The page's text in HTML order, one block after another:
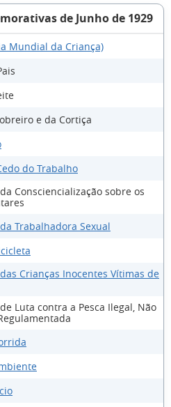
de Junho de 1929
Mundial da Criança)
e da Cortiça
do Trabalho
Consciencialização sobre os
Trabalhadora Sexual
Crianças Inocentes Vítimas de
Luta contra a Pesca Ilegal, Não